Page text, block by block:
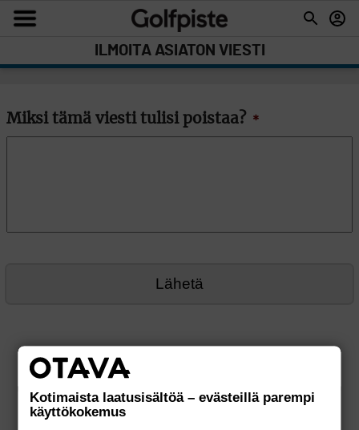
ILMOITA ASIATON VIESTI
Miksi tämä viesti tulisi poistaa? *
Kotimaista laatusisältöä – evästeillä parempi
käyttökokemus